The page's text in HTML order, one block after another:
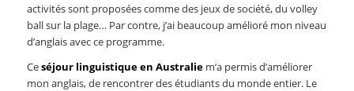
activités sont proposées comme des jeux de société, du volley
ball sur la plage… Par contre, j’ai beaucoup amélioré mon niveau
d’anglais avec ce programme.
Ceséjour linguistique en Australiem’a permis d’améliorer
mon anglais, de rencontrer des étudiants du monde entier. Le